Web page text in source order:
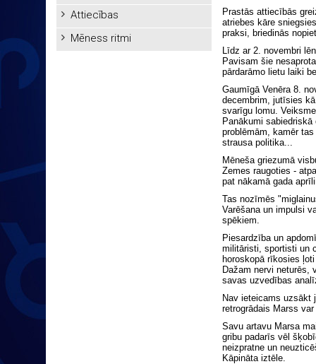
Attiecības
Mēness ritmi
Prastās attiecībās
atriebes kāre
praksi, briedinās
Līdz ar 2. novembri
Pavisam šie
pārdarāmo lietu laiki
Gaumīgā Venēra 8.
decembrim, jutīsies
svarīgu lomu.
Panākumi
problēmām, kamēr
strausa politika...
Mēneša griezumā
Zemes raugoties -
pat nākamā gada
Tas nozīmēs
Varēšana un impulsi
spēkiem.
Piesardzība un
militāristi, sportisti un
horoskopā rīkosies
Dažam nervi neturēs,
savas uzvedības
Nav ieteicams uzsākt
retrogrādais Marss
Savu artavu Marsa
gribu padarīs vēl
neizpratne un
Kāpināta iztēle.